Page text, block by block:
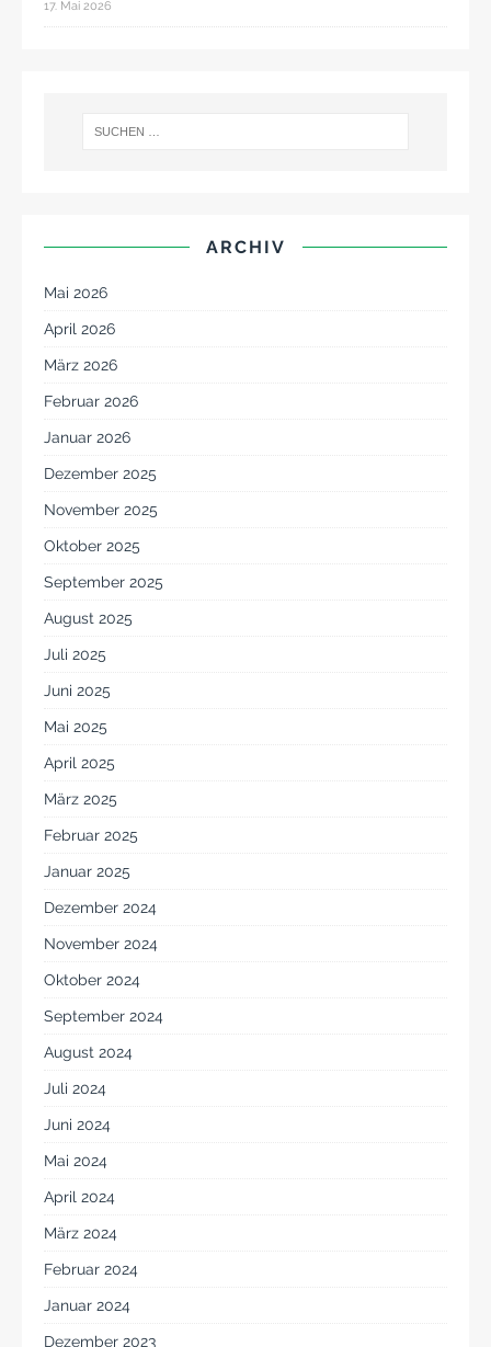
17. Mai 2026
ARCHIV
Mai 2026
April 2026
März 2026
Februar 2026
Januar 2026
Dezember 2025
November 2025
Oktober 2025
September 2025
August 2025
Juli 2025
Juni 2025
Mai 2025
April 2025
März 2025
Februar 2025
Januar 2025
Dezember 2024
November 2024
Oktober 2024
September 2024
August 2024
Juli 2024
Juni 2024
Mai 2024
April 2024
März 2024
Februar 2024
Januar 2024
Dezember 2023